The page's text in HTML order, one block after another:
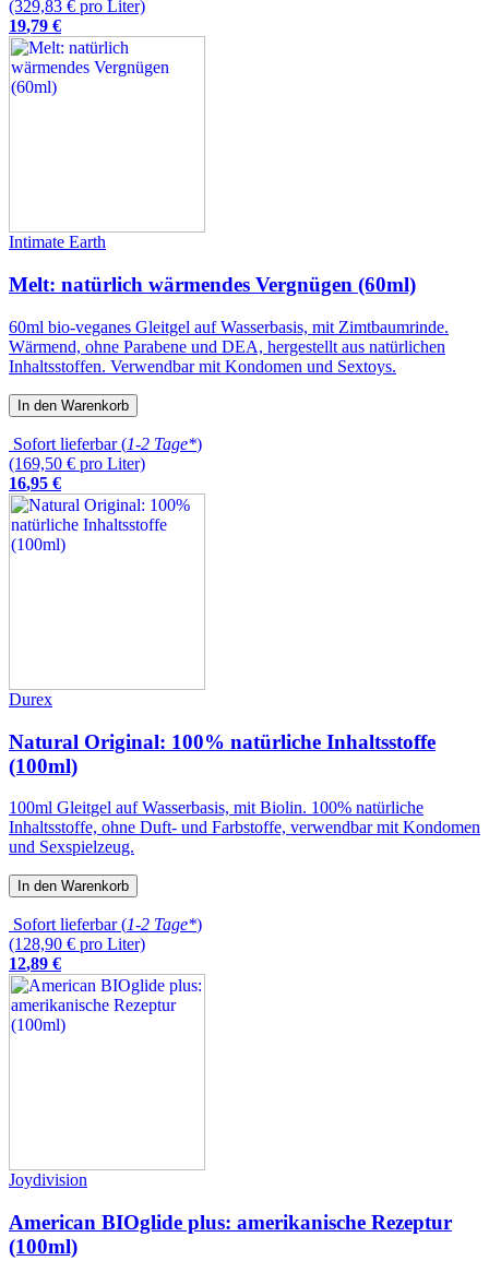
(329,83 € pro Liter)
19,79 €
Intimate Earth
Melt: natürlich wärmendes Vergnügen (60ml)
60ml bio-veganes Gleitgel auf Wasserbasis, mit Zimtbaumrinde.
Wärmend, ohne Parabene und DEA, hergestellt aus natürlichen
Inhaltsstoffen. Verwendbar mit Kondomen und Sextoys.
In den Warenkorb
Sofort lieferbar (1-2 Tage*)
(169,50 € pro Liter)
16,95 €
Durex
Natural Original: 100% natürliche Inhaltsstoffe
(100ml)
100ml Gleitgel auf Wasserbasis, mit Biolin. 100% natürliche
Inhaltsstoffe, ohne Duft- und Farbstoffe, verwendbar mit Kondomen
und Sexspielzeug.
In den Warenkorb
Sofort lieferbar (1-2 Tage*)
(128,90 € pro Liter)
12,89 €
Joydivision
American BIOglide plus: amerikanische Rezeptur
(100ml)